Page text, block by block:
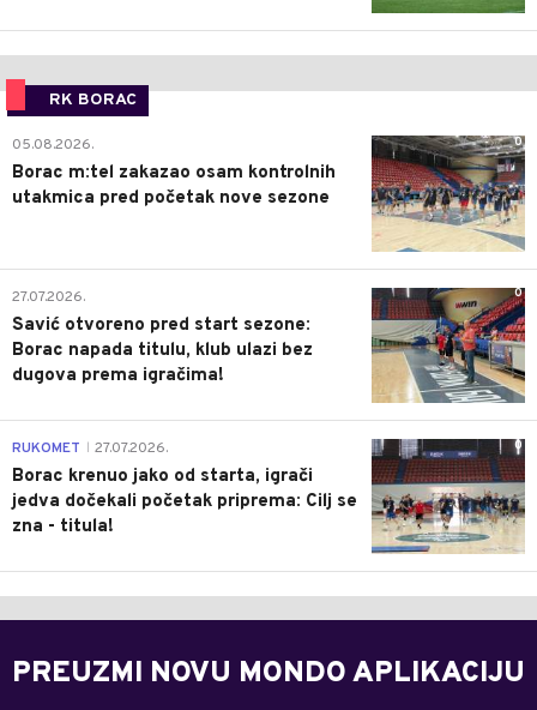
RK BORAC
0
05.08.2026.
Borac m:tel zakazao osam kontrolnih
utakmica pred početak nove sezone
0
27.07.2026.
Savić otvoreno pred start sezone:
Borac napada titulu, klub ulazi bez
dugova prema igračima!
0
RUKOMET 27.07.2026.
Borac krenuo jako od starta, igrači
jedva dočekali početak priprema: Cilj se
zna - titula!
PREUZMI NOVU MONDO APLIKACIJU